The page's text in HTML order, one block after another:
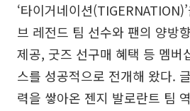
‘타이거네이션
브 레전드 팀 선수와 팬의 양방
제공, 굿즈 선구매 혜택 등 멤버
스를 성공적으로 전개해 왔다.
력을 쌓아온 젠지 발로란트 팀